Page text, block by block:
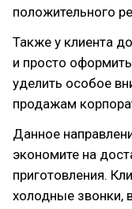
положительного
Также у клиента
и просто
уделить особое
продажам
Данное
экономите на
приготовления.
холодные звонки,